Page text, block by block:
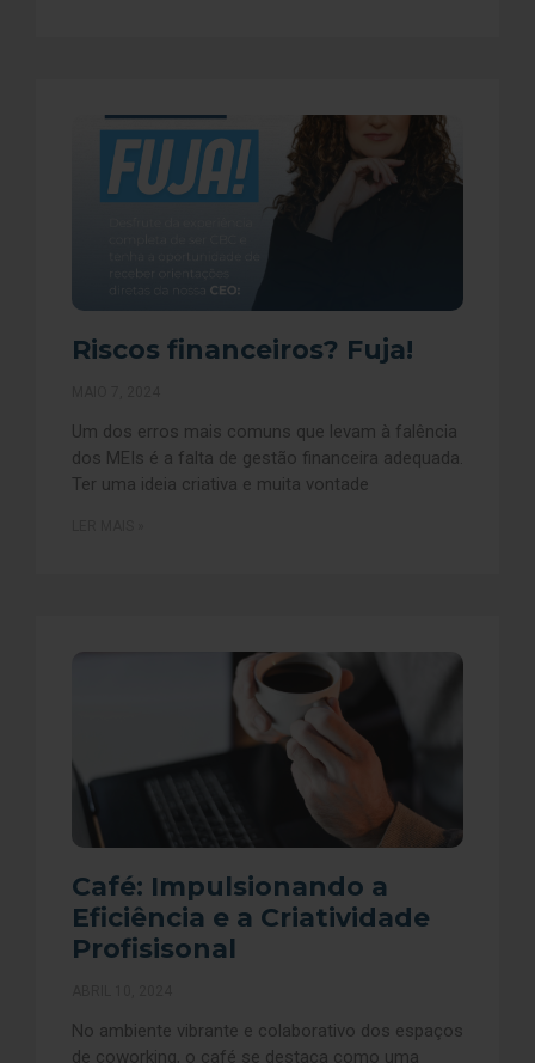
Riscos financeiros? Fuja!
Um dos erros mais comuns que levam à falência
dos MEIs é a falta de gestão financeira adequada.
Ter uma ideia criativa e muita vontade
Café: Impulsionando a
Eficiência e a Criatividade
Profisisonal
No ambiente vibrante e colaborativo dos espaços
de coworking, o café se destaca como uma